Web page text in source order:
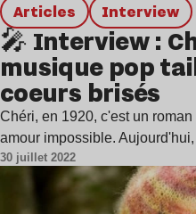
Articles interview
🎤 Interview :
musique pop
coeurs brisés
Chéri, en 1920, c'est un
amour impossible.
30 juillet 2022